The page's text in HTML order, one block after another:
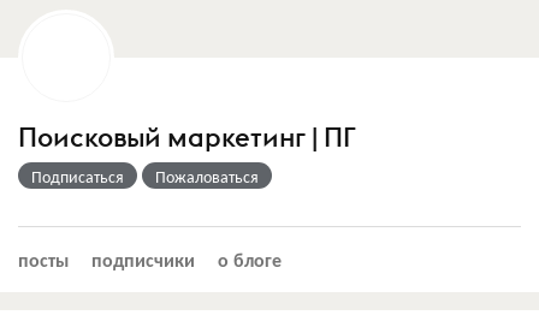
Поисковый маркетинг | ПГ
Подписаться Пожаловаться
посты подписчики о блоге